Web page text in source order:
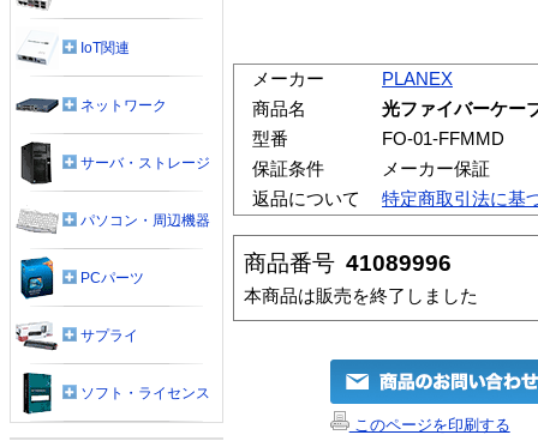
メーカー
PLANEX
商品名
光ファイバーケー
型番
FO-01-FFMMD
保証条件
メーカー保証
返品について
特定商取引法に基
商品番号 41089996
本商品は販売を終了しました
このページを印刷する
IoT関連
ネットワーク
サーバ・ストレージ
パソコン・周辺機器
PCパーツ
サプライ
ソフト・ライセンス